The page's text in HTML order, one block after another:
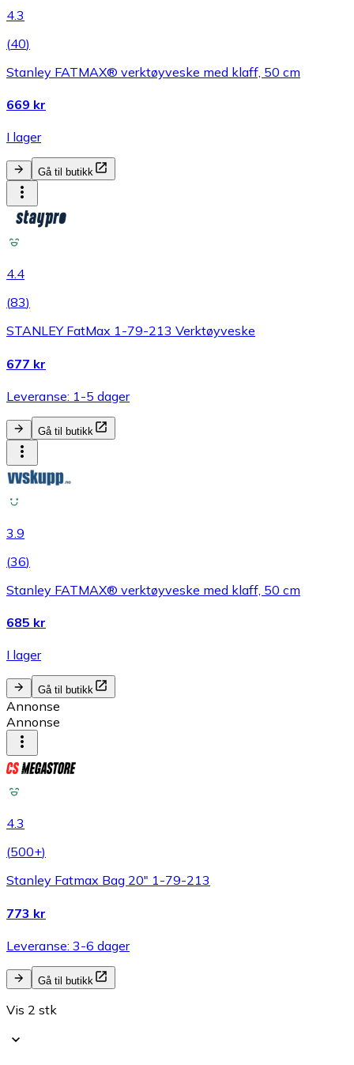
4.3
(40)
Stanley FATMAX® verktøyveske med klaff, 50 cm
669 kr
I lager
Gå til butikk
4.4
(83)
STANLEY FatMax 1-79-213 Verktøyveske
677 kr
Leveranse: 1-5 dager
Gå til butikk
3.9
(36)
Stanley FATMAX® verktøyveske med klaff, 50 cm
685 kr
I lager
Gå til butikk
Annonse
Annonse
4.3
(500+)
Stanley Fatmax Bag 20" 1-79-213
773 kr
Leveranse: 3-6 dager
Gå til butikk
Vis 2 stk